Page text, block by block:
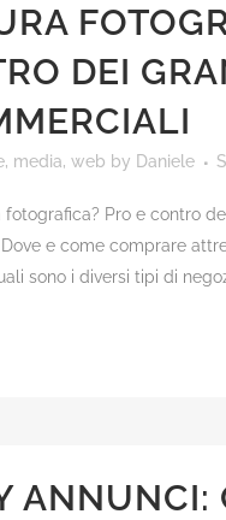
DEI
media, web by Daniele
Pro e contro
e come comprare
sono i diversi tipi di
ANNUNCI: